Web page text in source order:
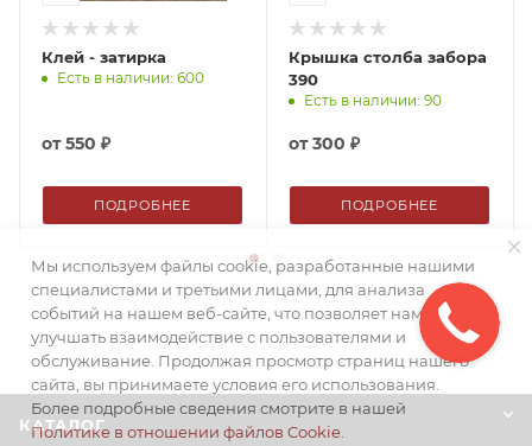
Клей - затирка
Есть в наличии: 600
от550 ₽
ПОДРОБНЕЕ
Крышка столба забора
390
Есть в наличии: 90
от300 ₽
ПОДРОБНЕЕ
КАТАЛОГ
Мы используем файлы cookie, разработанные нашими
специалистами и третьими лицами, для анализа
событий на нашем веб-сайте, что позволяет нам
улучшать взаимодействие с пользователями и
обслуживание. Продолжая просмотр страниц нашего
сайта, вы принимаете условия его использования.
Более подробные сведения смотрите в нашей
Политике в отношении файлов Cookie